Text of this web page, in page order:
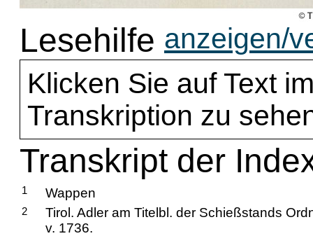
Lesehilfe anzeigen/
Klicken Sie auf Text
Transkription zu
Transkript der
1 Wappen
2
Tirol. Adler am Titelbl. der Schießstands
v. 1736.